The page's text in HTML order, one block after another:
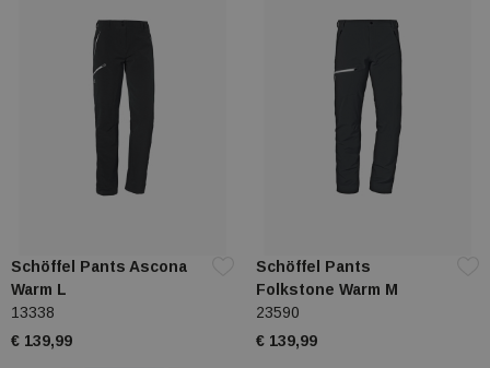
Schöffel Pants Ascona
Warm L
13338
€ 139,99
Schöffel Pants
Folkstone Warm M
23590
€ 139,99